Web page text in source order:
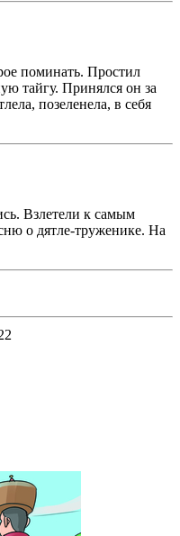
поминать. Простил
тайгу. Принялся он за
позеленела, в себя
Взлетели к самым
о дятле-труженике. На